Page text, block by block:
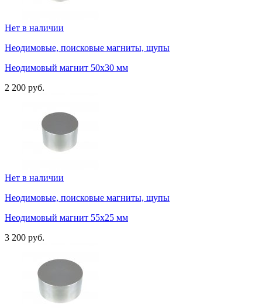
Нет в наличии
Неодимовые, поисковые магниты, щупы
Неодимовый магнит 50х30 мм
2 200 руб.
Нет в наличии
Неодимовые, поисковые магниты, щупы
Неодимовый магнит 55х25 мм
3 200 руб.